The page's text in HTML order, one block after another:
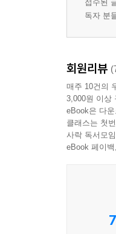
접수된
독자 분
회원리뷰
매주 10건의
3,000원 이상
eBook은 다
클래스는 첫
사락 독서모
eBook 페이
7